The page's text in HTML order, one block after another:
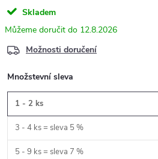
Skladem
12.8.2026
Možnosti doručení
Množstevní sleva
1 - 2 ks
3 - 4 ks = sleva 5 %
5 - 9 ks = sleva 7 %